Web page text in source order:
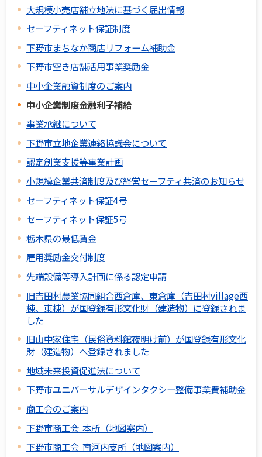
大規模小売店舗立地法に基づく届出情報
セーフティネット保証制度
下野市まちなか商店リフォーム補助金
下野市空き店舗活用事業奨励金
中小企業融資制度のご案内
中小企業制度金融利子補給
事業承継について
下野市立地企業連絡協議会について
認定創業支援等事業計画
小規模企業共済制度及び経営セーフティ共済のお知らせ
セーフティネット保証4号
セーフティネット保証5号
栃木県の最低賃金
雇用奨励金交付制度
先端設備等導入計画に係る認定申請
旧吉田村農業協同組合西倉庫、東倉庫（吉田村village西
棟、東棟）が国登録有形文化財（建造物）に登録されま
した
旧山中家住宅（民俗資料館夜明け前）が国登録有形文化
財（建造物）へ登録されました
地域未来投資促進法について
下野市ユニバーサルデザインタクシー整備事業費補助金
商工会のご案内
下野市商工会 本所（地図案内）
下野市商工会 南河内支所（地図案内）